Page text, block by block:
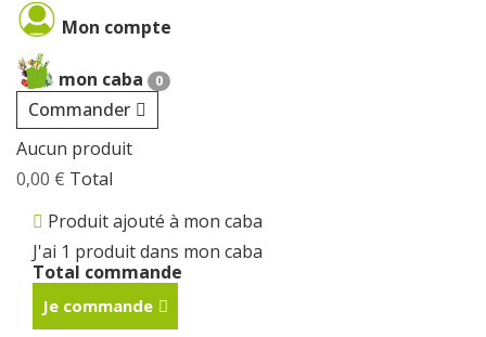
Mon compte
mon caba 0
Commander
Aucun produit
0,00 € Total
Produit ajouté à mon caba
J'ai 1 produit dans mon caba
Total commande
Je commande
Cookies management panel